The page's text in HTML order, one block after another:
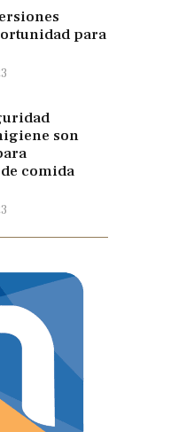
para
son
comida